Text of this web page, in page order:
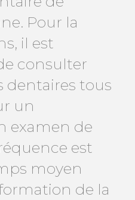
Pour la
il est
consulter
dentaires tous
un
examen de
est
moyen
de la